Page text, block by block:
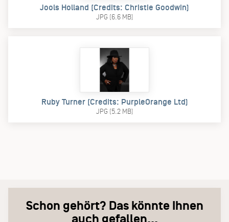
Jools Holland (Credits: Christie Goodwin)
JPG (6.6 MB)
Ruby Turner (Credits: PurpleOrange Ltd)
JPG (5.2 MB)
Schon gehört? Das könnte Ihnen
auch gefallen...